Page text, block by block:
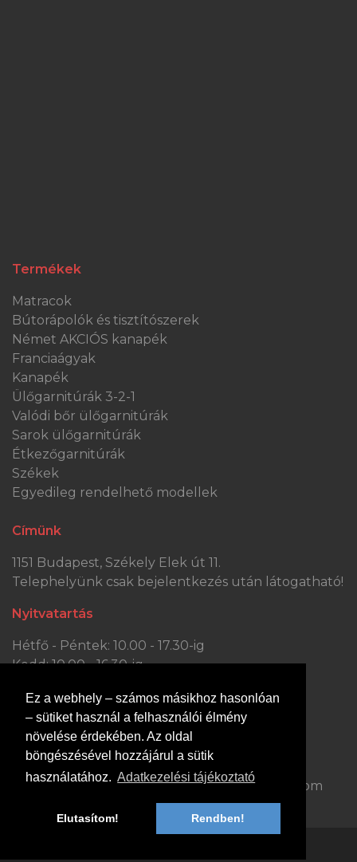
Ez a webhely – számos másikhoz hasonlóan
– sütiket használ a felhasználói élmény
növelése érdekében. Az oldal
böngészésével hozzájárul a sütik
használatához. Adatkezelési tájékoztató
Elutasítom! Rendben!
Termékek
Matracok
Bútorápolók és tisztítószerek
Német AKCIÓS kanapék
Franciaágyak
Kanapék
Ülőgarnitúrák 3-2-1
Valódi bőr ülőgarnitúrák
Sarok ülőgarnitúrák
Étkezőgarnitúrák
Székek
Egyedileg rendelhető modellek
Címünk
1151 Budapest, Székely Elek út 11.
Telephelyünk csak bejelentkezés után látogatható!
Nyitvatartás
Hétfő - Péntek: 10.00 - 17.30-ig
Kedd: 10.00 - 16.30-ig
Vasárnap: ZÁRVA
Kapcsolat
Hívjon minket:
+36 70 363 0447
dejobutor@gmail.com